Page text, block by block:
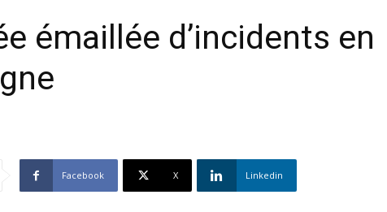
émaillée d’incidents en
Facebook X Linkedin